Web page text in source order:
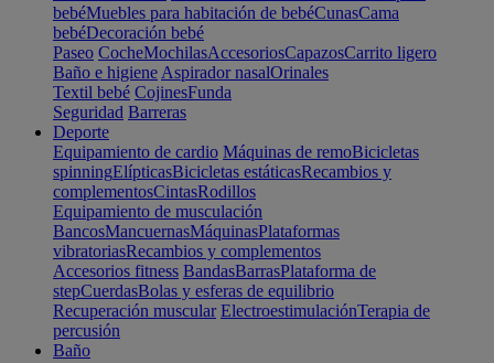
bebéMuebles para habitación de bebéCunasCama
bebéDecoración bebé
Paseo CocheMochilasAccesoriosCapazosCarrito ligero
Baño e higiene Aspirador nasalOrinales
Textil bebé CojinesFunda
Seguridad Barreras
Deporte
Equipamiento de cardio Máquinas de remoBicicletas
spinningElípticasBicicletas estáticasRecambios y
complementosCintasRodillos
Equipamiento de musculación
BancosMancuernasMáquinasPlataformas
vibratoriasRecambios y complementos
Accesorios fitness BandasBarrasPlataforma de
stepCuerdasBolas y esferas de equilibrio
Recuperación muscular ElectroestimulaciónTerapia de
percusión
Baño